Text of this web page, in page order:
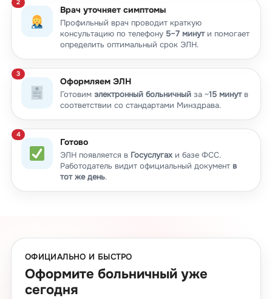
Врач уточняет симптомы
Профильный врач проводит краткую
консультацию по телефону 5–7 минути помогает
определить оптимальный срок ЭЛН.
Оформляем ЭЛН
Готовим электронный больничныйза ~15 минутв
соответствии со стандартами Минздрава.
Готово
ЭЛН появляется в Госуслугахи базе ФСС.
Работодатель видит официальный документ в
тот же день.
ОФИЦИАЛЬНО И БЫСТРО
Оформите больничный уже
сегодня